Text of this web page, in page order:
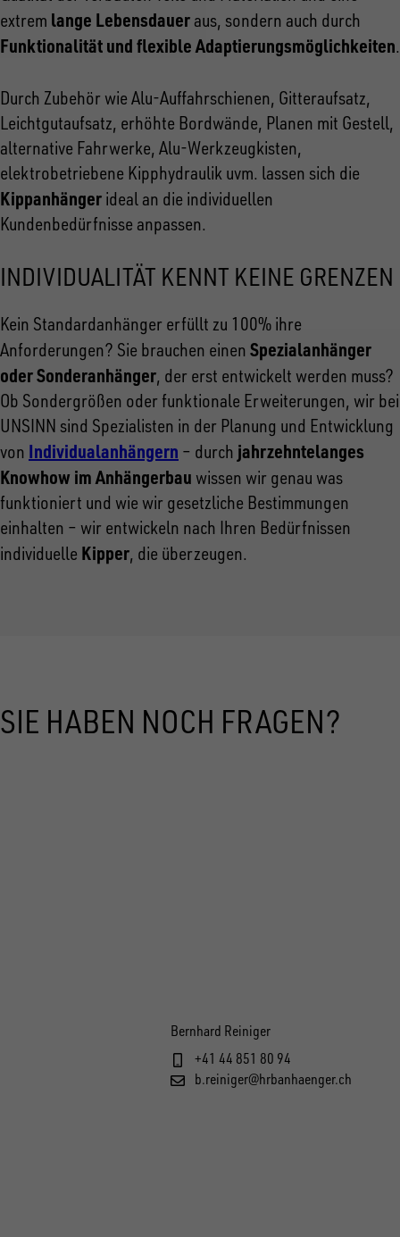
extrem lange Lebensdauer aus, sondern auch durch
Funktionalität und flexible Adaptierungsmöglichkeiten.
Durch Zubehör wie Alu-Auffahrschienen, Gitteraufsatz,
Leichtgutaufsatz, erhöhte Bordwände, Planen mit Gestell,
alternative Fahrwerke, Alu-Werkzeugkisten,
elektrobetriebene Kipphydraulik uvm. lassen sich die
Kippanhänger ideal an die individuellen
Kundenbedürfnisse anpassen.
INDIVIDUALITÄT KENNT KEINE GRENZEN
Kein Standardanhänger erfüllt zu 100% ihre
Anforderungen? Sie brauchen einen Spezialanhänger
oder Sonderanhänger, der erst entwickelt werden muss?
Ob Sondergrößen oder funktionale Erweiterungen, wir bei
UNSINN sind Spezialisten in der Planung und Entwicklung
von Individualanhängern – durch jahrzehntelanges
Knowhow im Anhängerbau wissen wir genau was
funktioniert und wie wir gesetzliche Bestimmungen
einhalten – wir entwickeln nach Ihren Bedürfnissen
individuelle Kipper, die überzeugen.
SIE HABEN NOCH FRAGEN?
Bernhard Reiniger
+41 44 851 80 94
b.reiniger@hrbanhaenger.ch